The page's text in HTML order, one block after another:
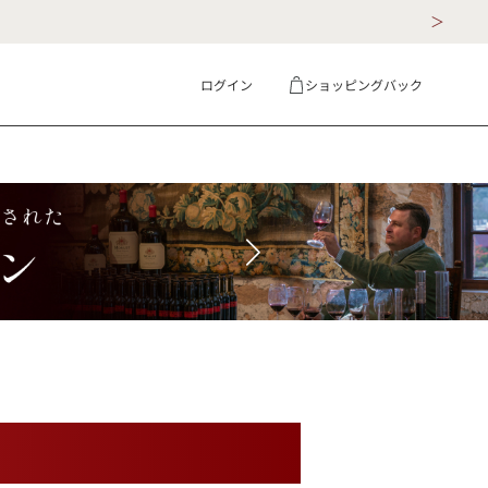
ログイン ショッピングバック
フト